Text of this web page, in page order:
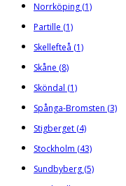
Norrköping (1)
Partille (1)
Skellefteå (1)
Skåne (8)
Sköndal (1)
Spånga-Bromsten (3)
Stigberget (4)
Stockholm (43)
Sundbyberg (5)